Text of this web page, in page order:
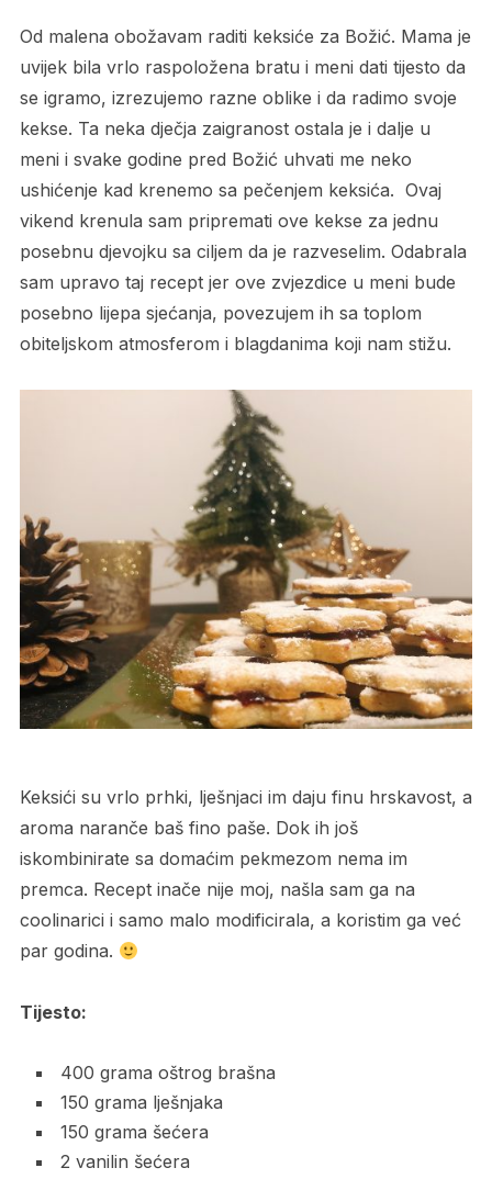
Od malena obožavam raditi keksiće za Božić. Mama je
uvijek bila vrlo raspoložena bratu i meni dati tijesto da
se igramo, izrezujemo razne oblike i da radimo svoje
kekse. Ta neka dječja zaigranost ostala je i dalje u
meni i svake godine pred Božić uhvati me neko
ushićenje kad krenemo sa pečenjem keksića. Ovaj
vikend krenula sam pripremati ove kekse za jednu
posebnu djevojku sa ciljem da je razveselim. Odabrala
sam upravo taj recept jer ove zvjezdice u meni bude
posebno lijepa sjećanja, povezujem ih sa toplom
obiteljskom atmosferom i blagdanima koji nam stižu.
Keksići su vrlo prhki, lješnjaci im daju finu hrskavost, a
aroma naranče baš fino paše. Dok ih još
iskombinirate sa domaćim pekmezom nema im
premca. Recept inače nije moj, našla sam ga na
coolinarici i samo malo modificirala, a koristim ga već
par godina.
Tijesto:
400 grama oštrog brašna
150 grama lješnjaka
150 grama šećera
2 vanilin šećera